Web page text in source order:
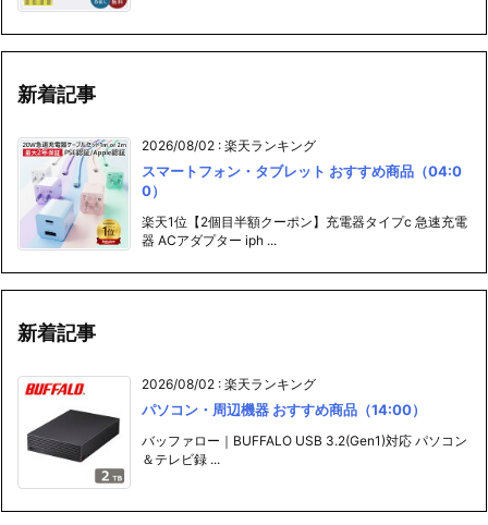
新着記事
2026/08/02 : 楽天ランキング
スマートフォン・タブレット おすすめ商品（04:0
0）
楽天1位【2個目半額クーポン】充電器タイプc 急速充電
器 ACアダプター iph ...
新着記事
2026/08/02 : 楽天ランキング
パソコン・周辺機器 おすすめ商品（14:00）
バッファロー｜BUFFALO USB 3.2(Gen1)対応 パソコン
＆テレビ録 ...